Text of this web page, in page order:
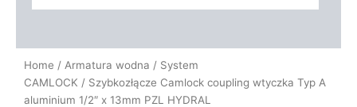
Home / Armatura wodna / System
CAMLOCK / Szybkozłącze Camlock coupling wtyczka Typ A
aluminium 1/2″ x 13mm PZL HYDRAL